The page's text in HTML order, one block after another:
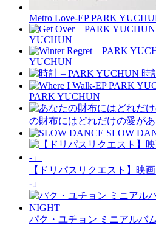
Metro Love-EP PARK
YUCHUN
YUCHUN
時
PARK YUCHUN
の財布にはどれだけの愛が
SLOW
【ドリパスリクエスト】映
-」
パク・ユチョン ミニアルバ